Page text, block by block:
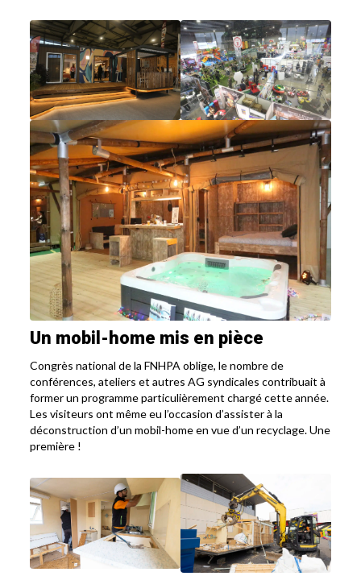
Un mobil-home mis en pièce
Congrès national de la FNHPA oblige, le nombre de
conférences, ateliers et autres AG syndicales contribuait à
former un programme particulièrement chargé cette année.
Les visiteurs ont même eu l’occasion d’assister à la
déconstruction d’un mobil-home en vue d’un recyclage. Une
première !